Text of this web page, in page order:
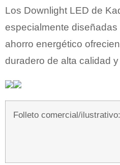
Los Downlight LED de
especialmente
ahorro energético
duradero de alta calidad
Folleto comercial/ilustrativo: